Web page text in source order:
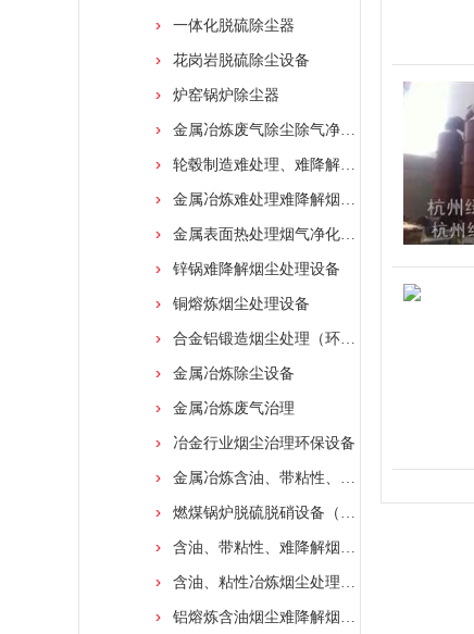
一体化脱硫除尘器
花岗岩脱硫除尘设备
炉窑锅炉除尘器
金属冶炼废气除尘除气净化装置
轮毂制造难处理、难降解烟尘处理设备
金属冶炼难处理难降解烟尘处理净化装置
金属表面热处理烟气净化设备
锌锅难降解烟尘处理设备
铜熔炼烟尘处理设备
合金铝锻造烟尘处理（环保设备）
金属冶炼除尘设备
金属冶炼废气治理
冶金行业烟尘治理环保设备
金属冶炼含油、带粘性、难降解烟尘处理设备
燃煤锅炉脱硫脱硝设备（达标排放）
含油、带粘性、难降解烟尘处理净化装置
含油、粘性冶炼烟尘处理设备（环保达标排放）
铝熔炼含油烟尘难降解烟气处理（达标排放）